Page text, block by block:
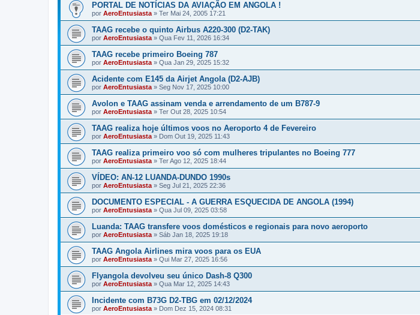
PORTAL DE NOTÍCIAS DA AVIAÇÃO EM ANGOLA !
por AeroEntusiasta » Ter Mai 24, 2005 17:21
TAAG recebe o quinto Airbus A220-300 (D2-TAK)
por AeroEntusiasta » Qua Fev 11, 2026 16:34
TAAG recebe primeiro Boeing 787
por AeroEntusiasta » Qua Jan 29, 2025 15:32
Acidente com E145 da Airjet Angola (D2-AJB)
por AeroEntusiasta » Seg Nov 17, 2025 10:00
Avolon e TAAG assinam venda e arrendamento de um B787-9
por AeroEntusiasta » Ter Out 28, 2025 10:54
TAAG realiza hoje últimos voos no Aeroporto 4 de Fevereiro
por AeroEntusiasta » Dom Out 19, 2025 11:43
TAAG realiza primeiro voo só com mulheres tripulantes no Boeing 777
por AeroEntusiasta » Ter Ago 12, 2025 18:44
VÍDEO: AN-12 LUANDA-DUNDO 1990s
por AeroEntusiasta » Seg Jul 21, 2025 22:36
DOCUMENTO ESPECIAL - A GUERRA ESQUECIDA DE ANGOLA (1994)
por AeroEntusiasta » Qua Jul 09, 2025 03:58
Luanda: TAAG transfere voos domésticos e regionais para novo aeroporto
por AeroEntusiasta » Sáb Jan 18, 2025 19:18
TAAG Angola Airlines mira voos para os EUA
por AeroEntusiasta » Qui Mar 27, 2025 16:56
Flyangola devolveu seu único Dash-8 Q300
por AeroEntusiasta » Qua Mar 12, 2025 14:43
Incidente com B73G D2-TBG em 02/12/2024
por AeroEntusiasta » Dom Dez 15, 2024 08:31